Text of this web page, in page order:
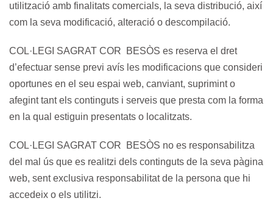
utilització amb finalitats comercials, la seva distribució, així
com la seva modificació, alteració o descompilació.
COL·LEGI SAGRAT COR BESÒS es reserva el dret
d’efectuar sense previ avís les modificacions que consideri
oportunes en el seu espai web, canviant, suprimint o
afegint tant els continguts i serveis que presta com la forma
en la qual estiguin presentats o localitzats.
COL·LEGI SAGRAT COR BESÒS no es responsabilitza
del mal ús que es realitzi dels continguts de la seva pàgina
web, sent exclusiva responsabilitat de la persona que hi
accedeix o els utilitzi.